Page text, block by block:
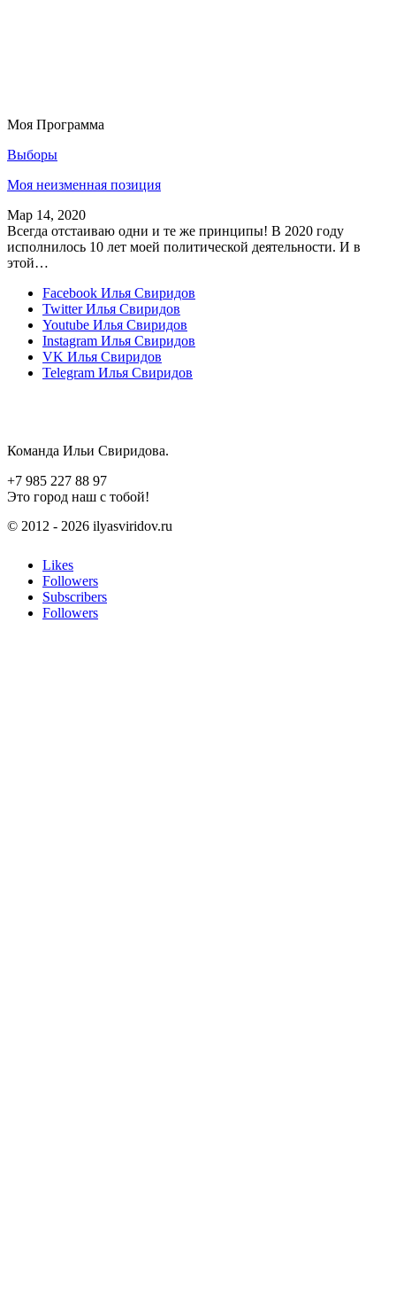
Моя Программа
Выборы
Моя неизменная позиция
Мар 14, 2020
Всегда отстаиваю одни и те же принципы! В 2020 году
исполнилось 10 лет моей политической деятельности. И в
этой…
Facebook Илья Свиридов
Twitter Илья Свиридов
Youtube Илья Свиридов
Instagram Илья Свиридов
VK Илья Свиридов
Telegram Илья Свиридов
Команда Ильи Свиридова.
+7 985 227 88 97
Это город наш с тобой!
© 2012 - 2026 ilyasviridov.ru
Likes
Followers
Subscribers
Followers